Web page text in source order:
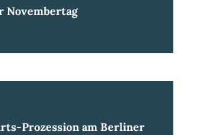
Novembertag
Prozession am Berliner